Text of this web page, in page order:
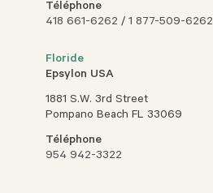
Téléphone
418 661-6262 /1 877-509-6262
Floride
Epsylon USA
1881 S.W. 3rd Street
Pompano Beach FL 33069
Téléphone
954 942-3322